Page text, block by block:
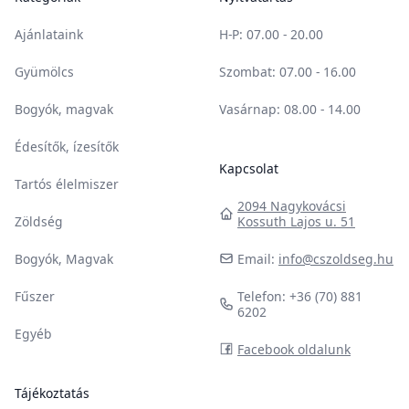
Ajánlataink
Gyümölcs
Bogyók, magvak
Édesítők, ízesítők
Tartós élelmiszer
Zöldség
Bogyók, Magvak
Fűszer
Egyéb
Tájékoztatás
H-P: 07.00 - 20.00
Szombat: 07.00 - 16.00
Vasárnap: 08.00 - 14.00
Kapcsolat
2094 Nagykovácsi
Kossuth Lajos u. 51
Email: info@cszoldseg.hu
Telefon: +36 (70) 881
6202
Facebook oldalunk